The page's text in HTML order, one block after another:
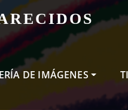
DE IMÁGENES